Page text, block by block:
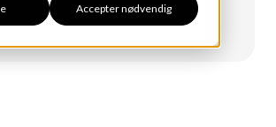
Accepter nødvendig